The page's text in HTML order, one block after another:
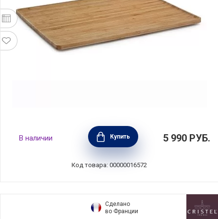
Поднос большой Pure 35х25х1,5 см,
материал бамбук, Viva Scandinavia, Дания,
V80812
В наличии Купить 5 990 РУБ.
Код товара: 00000016572
Сделано
во Франции